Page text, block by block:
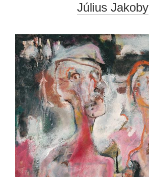
Július Jakoby